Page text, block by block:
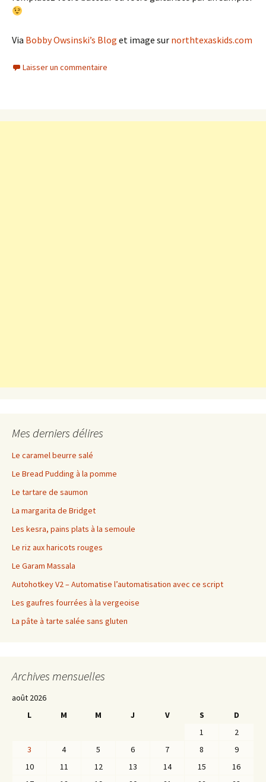
Via Bobby Owsinski’s Blog et image sur northtexaskids.com
Laisser un commentaire
Mes derniers délires
Le caramel beurre salé
Le Bread Pudding à la pomme
Le tartare de saumon
La margarita de Bridget
Les kesra, pains plats à la semoule
Le riz aux haricots rouges
Le Garam Massala
Autohotkey V2 – Automatise l’automatisation avec ce script
Les gaufres fourrées à la vergeoise
La pâte à tarte salée sans gluten
Archives mensuelles
août 2026
L
M M J V S
D
1
2
3
4 5 6 7 8
9
10
11 12 13 14 15
16